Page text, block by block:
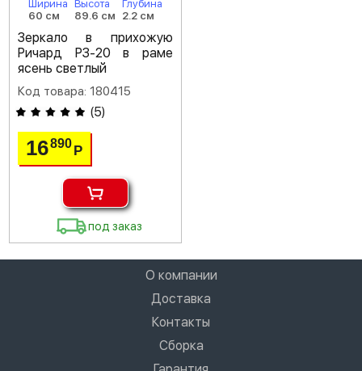
Ширина
60 см
Высота
89.6 см
Глубина
2.2 см
Зеркало в прихожую
Ричард РЗ-20 в раме
ясень светлый
Код товара: 180415
(5)
16890Р
под заказ
О компании
Доставка
Контакты
Сборка